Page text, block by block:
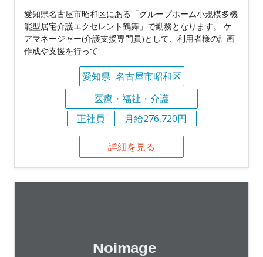
愛知県名古屋市昭和区にある「グループホーム小規模多機
能型居宅介護エクセレント鶴舞」で勤務となります。 ケ
アマネージャー(介護支援専門員)として、利用者様の計画
作成や支援を行って
愛知県 名古屋市昭和区
医療・福祉・介護
正社員
月給276,720円
詳細を見る